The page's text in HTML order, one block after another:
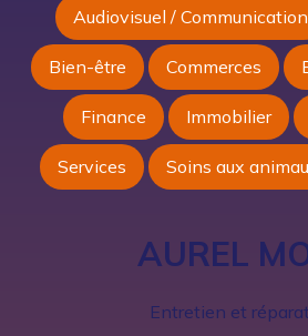
Audiovisuel / Communication
Bien-être Commerces
Finance Immobilier
Services Soins aux
AUREL
Entretien et